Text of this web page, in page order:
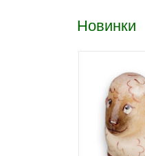
Новинки